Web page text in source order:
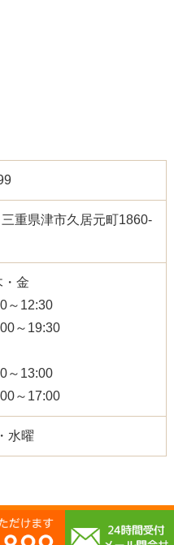
重県津市久居元町1860-
・金
～12:30
～19:30
～13:00
～17:00
水曜
All Rights Reserved.powered